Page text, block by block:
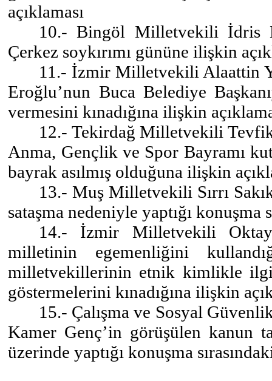
açıklaması
10.- Bingöl Milletvekili İdris
Çerkez soykırımı gününe ilişkin
11.- İzmir Milletvekili Alaattin
Eroğlu’nun Buca Belediye
vermesini kınadığına ilişkin
12.- Tekirdağ Milletvekili
Anma, Gençlik ve Spor Bayramı
bayrak asılmış olduğuna ilişkin
13.- Muş Milletvekili Sırrı
sataşma nedeniyle yaptığı konuşma
14.- İzmir Milletvekili
milletinin egemenliğini
milletvekillerinin etnik kimlikle
göstermelerini kınadığına ilişkin
15.- Çalışma ve Sosyal
Kamer Genç’in görüşülen kanun
üzerinde yaptığı konuşma